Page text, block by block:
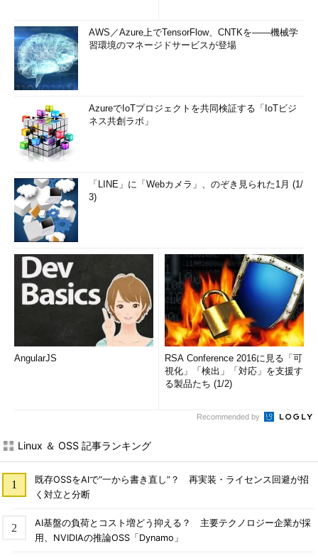
AWS／Azure上でTensorFlow、CNTKを――機械学
習環境のマネージドサービスが登場
AzureでIoTプロジェクトを共同検証する「IoTビジ
ネス共創ラボ」
「LINE」に「Webカメラ」、のぞき見られた1月 (1/
3)
AngularJS
RSA Conference 2016に見る「可
視化」「検出」「対応」を支援す
る製品たち (1/2)
Recommended by
Linux ＆ OSS 記事ランキング
既存OSSをAIで“一から書き直し”？ 再実装・ライセンス回避が招
く対立と分断
AI基盤の負荷とコスト増どう抑える？ 主要テクノロジー企業が採
用、NVIDIAの推論OSS「Dynamo」